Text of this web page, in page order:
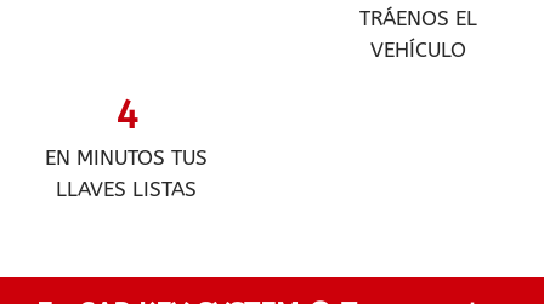
TRÁENOS EL
VEHÍCULO
4
EN MINUTOS TUS
LLAVES LISTAS